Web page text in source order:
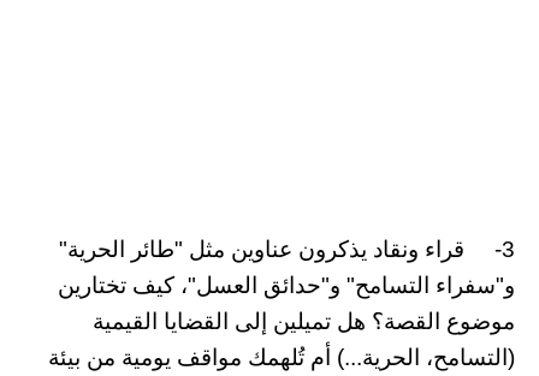
3- قراء ونقاد يذكرون عناوين مثل "طائر الحرية"
و"سفراء التسامح" و"حدائق العسل"، كيف تختارين
موضوع القصة؟ هل تميلين إلى القضايا القيمية
(التسامح، الحرية...) أم تُلهمك مواقف يومية من بيئة